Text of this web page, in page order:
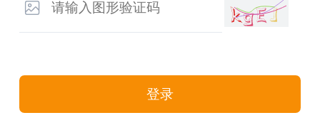
登录